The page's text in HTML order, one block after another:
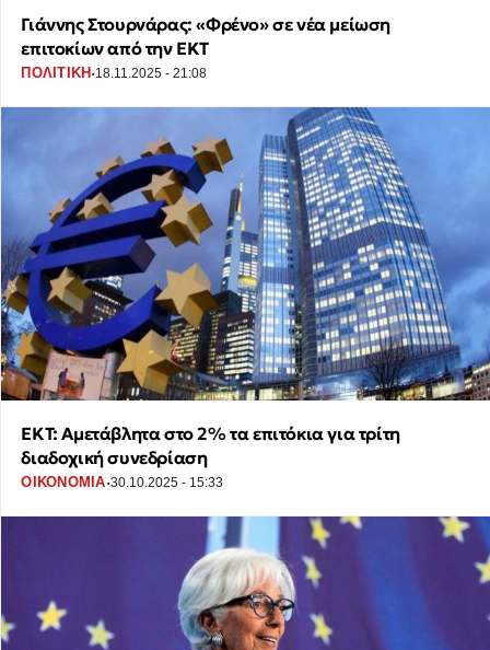
Γιάννης Στουρνάρας: «Φρένο» σε νέα μείωση
επιτοκίων από την ΕΚΤ
ΠΟΛΙΤΙΚΗ ·18.11.2025 - 21:08
ΕΚΤ: Αμετάβλητα στο 2% τα επιτόκια για τρίτη
διαδοχική συνεδρίαση
ΟΙΚΟΝΟΜΙΑ·30.10.2025 - 15:33